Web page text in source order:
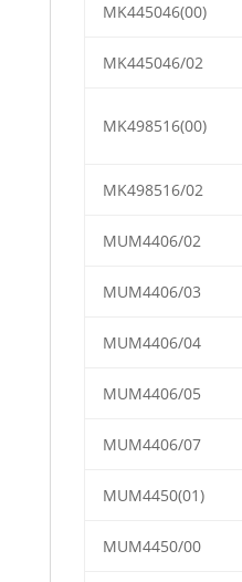
MK445046(00)
MK445046/02
MK498516(00)
MK498516/02
MUM4406/02
MUM4406/03
MUM4406/04
MUM4406/05
MUM4406/07
MUM4450(01)
MUM4450/00